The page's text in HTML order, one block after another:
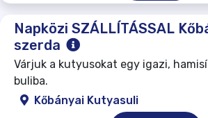
Napközi SZÁLLÍTÁSSAL
szerda
Várjuk a kutyusokat egy igazi,
buliba.
Kőbányai Kutyasuli